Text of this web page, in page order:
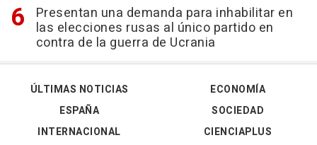
Presentan una demanda para inhabilitar en
las elecciones rusas al único partido en
contra de la guerra de Ucrania
ÚLTIMAS NOTICIAS
ESPAÑA
INTERNACIONAL
ECONOMÍA
SOCIEDAD
CIENCIAPLUS